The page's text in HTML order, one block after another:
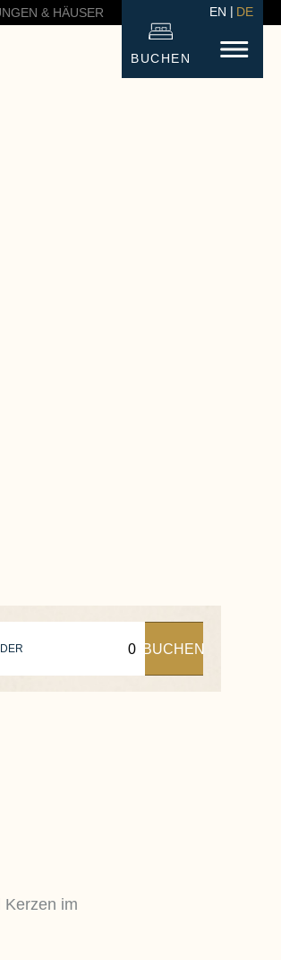
& HÄUSER
BUCHEN
EN DE
BUCHEN